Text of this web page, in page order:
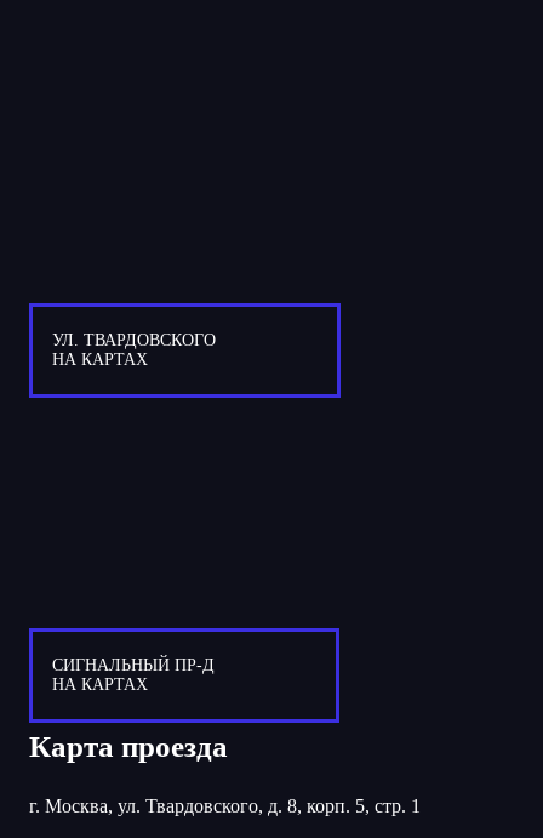
УЛ. ТВАРДОВСКОГО
НА КАРТАХ
СИГНАЛЬНЫЙ ПР-Д
НА КАРТАХ
Карта проезда
г. Москва, ул. Твардовского, д. 8, корп. 5, стр. 1